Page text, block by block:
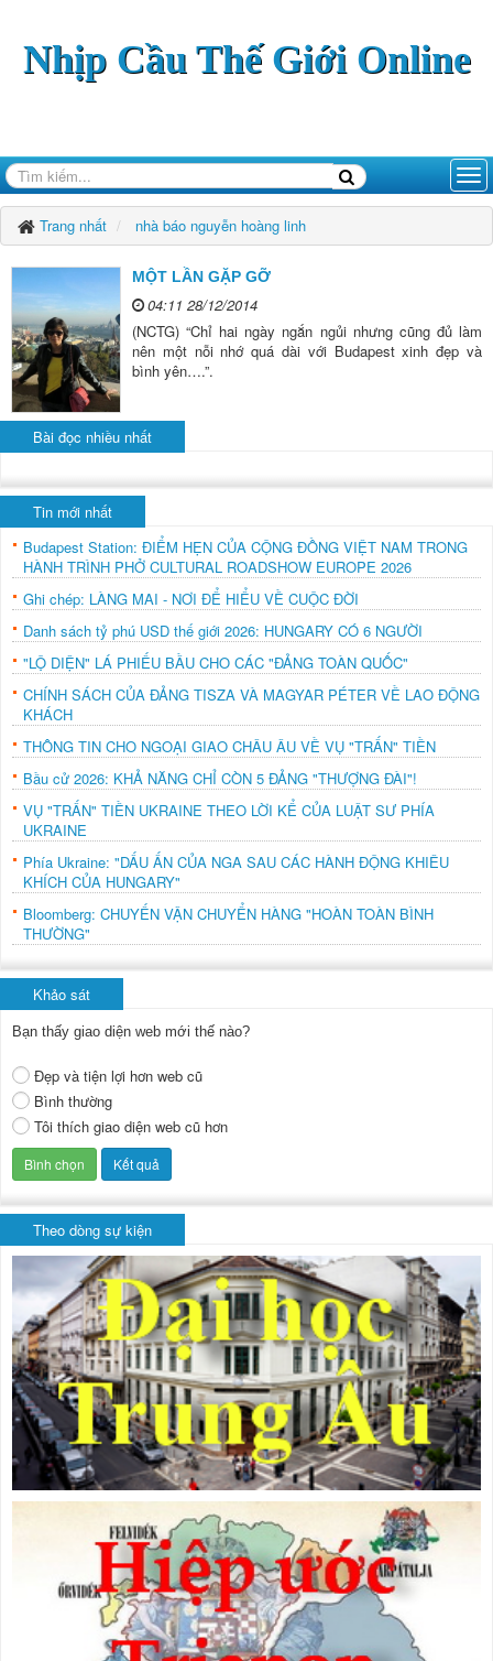
Nhịp Cầu Thế Giới Online
Trang nhất nhà báo nguyễn hoàng linh
MỘT LẦN GẶP GỠ
04:11 28/12/2014
(NCTG) “Chỉ hai ngày ngắn ngủi nhưng cũng đủ làm
nên một nỗi nhớ quá dài với Budapest xinh đẹp và
bình yên….”.
Bài đọc nhiều nhất
Tin mới nhất
Budapest Station: ĐIỂM HẸN CỦA CỘNG ĐỒNG VIỆT NAM TRONG
HÀNH TRÌNH PHỞ CULTURAL ROADSHOW EUROPE 2026
Ghi chép: LÀNG MAI - NƠI ĐỂ HIỂU VỀ CUỘC ĐỜI
Danh sách tỷ phú USD thế giới 2026: HUNGARY CÓ 6 NGƯỜI
"LỘ DIỆN" LÁ PHIẾU BẦU CHO CÁC "ĐẢNG TOÀN QUỐC"
CHÍNH SÁCH CỦA ĐẢNG TISZA VÀ MAGYAR PÉTER VỀ LAO ĐỘNG
KHÁCH
THÔNG TIN CHO NGOẠI GIAO CHÂU ÂU VỀ VỤ "TRẤN" TIỀN
Bầu cử 2026: KHẢ NĂNG CHỈ CÒN 5 ĐẢNG "THƯỢNG ĐÀI"!
VỤ "TRẤN" TIỀN UKRAINE THEO LỜI KỂ CỦA LUẬT SƯ PHÍA
UKRAINE
Phía Ukraine: "DẤU ẤN CỦA NGA SAU CÁC HÀNH ĐỘNG KHIÊU
KHÍCH CỦA HUNGARY"
Bloomberg: CHUYẾN VẬN CHUYỂN HÀNG "HOÀN TOÀN BÌNH
THƯỜNG"
Khảo sát
Bạn thấy giao diện web mới thế nào?
Đẹp và tiện lợi hơn web cũ
Bình thường
Tôi thích giao diện web cũ hơn
Theo dòng sự kiện